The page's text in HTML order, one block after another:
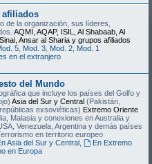
afiliados
de la organización, sus líderes,
AQMI, AQAP, ISIL, Al Shabaab, Al
Ansar al Sharia y grupos afiliados
5 Mod. 3 Mod. 2 Mod. 1
en el extranjero
del Mundo
que incluye los países del Golfo y
Asia del Sur y Central (Pakistán,
exsoviéticas) Extremo Oriente
Malasia y conexiones en Australia y
Venezuela, Argentina y demás países
en territorio europeo
Asia del Sur y Central,
En Extremo
en Europa